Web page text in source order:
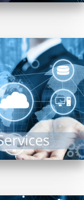
Sécurité,
Cloud,
PRA, Saas,
aux appels
secours…
n’est
plus...
SAVOIR PLUS